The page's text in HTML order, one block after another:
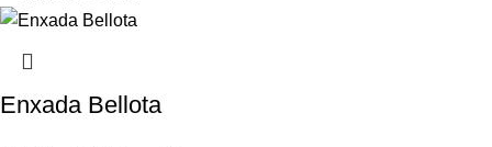
Enxada Bellota